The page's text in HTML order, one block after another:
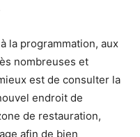
la programmation, aux
nombreuses et
est de consulter la
endroit de
de restauration,
afin de bien